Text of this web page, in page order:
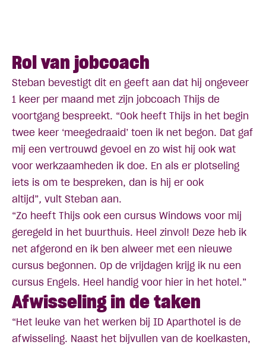
Rol van jobcoach
Steban bevestigt dit en geeft aan dat hij ongeveer
1 keer per maand met zijn jobcoach Thijs de
voortgang bespreekt. “Ook heeft Thijs in het begin
twee keer ‘meegedraaid’ toen ik net begon. Dat gaf
mij een vertrouwd gevoel en zo wist hij ook wat
voor werkzaamheden ik doe. En als er plotseling
iets is om te bespreken, dan is hij er ook
altijd”, vult Steban aan.
“Zo heeft Thijs ook een cursus Windows voor mij
geregeld in het buurthuis. Heel zinvol! Deze heb ik
net afgerond en ik ben alweer met een nieuwe
cursus begonnen. Op de vrijdagen krijg ik nu een
cursus Engels. Heel handig voor hier in het hotel.”
Afwisseling in de taken
“Het leuke van het werken bij ID Aparthotel is de
afwisseling. Naast het bijvullen van de koelkasten,